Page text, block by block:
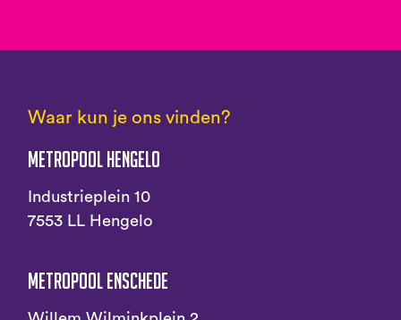
Waar kun je ons vinden?
Metropool Hengelo
Industrieplein 10
7553 LL Hengelo
Metropool Enschede